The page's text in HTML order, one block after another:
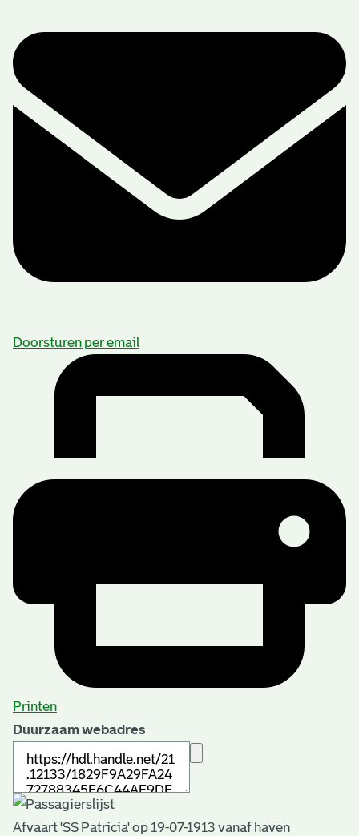
Doorsturen per email
Printen
Duurzaam webadres
Afvaart 'SS Patricia' op 19-07-1913 vanaf haven